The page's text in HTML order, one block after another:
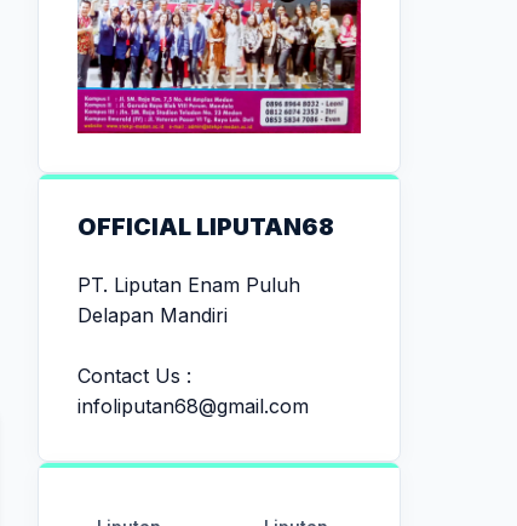
OFFICIAL LIPUTAN68
PT. Liputan Enam Puluh
Delapan Mandiri
Contact Us :
infoliputan68@gmail.com